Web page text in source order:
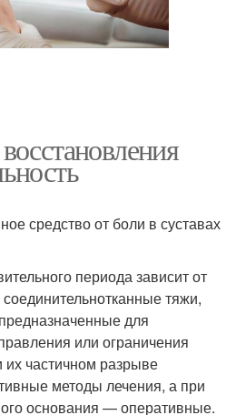
средство от боли в суставах
периода зависит от
тяжи,
для
или ограничения
частичном разрыве
методы лечения, а при
основания — оперативные.